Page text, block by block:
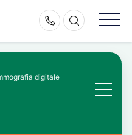
digitale